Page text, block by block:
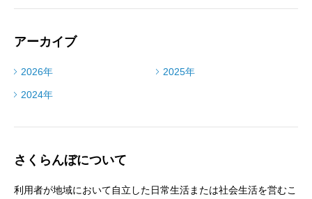
アーカイブ
2026年 2025年
2024年
さくらんぼについて
利用者が地域において自立した日常生活または社会生活を営むこ